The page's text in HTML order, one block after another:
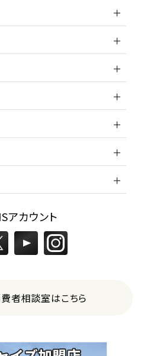
アカウント
者相談室はこちら